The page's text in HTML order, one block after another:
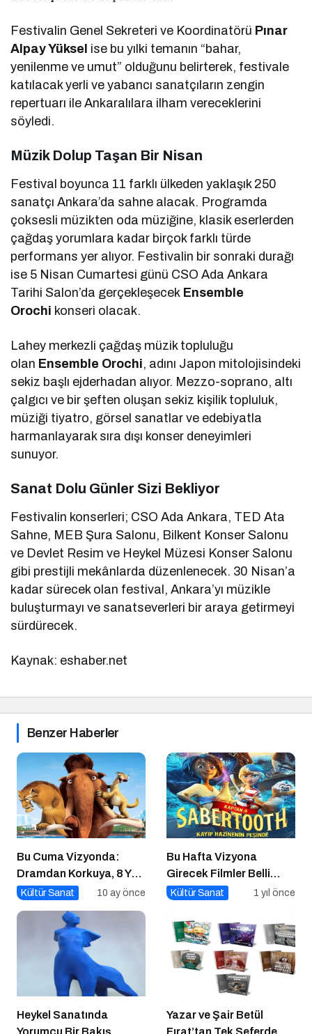
Festivalin Genel Sekreteri ve Koordinatörü Pınar
Alpay Yüksel ise bu yılki temanın “bahar,
yenilenme ve umut” olduğunu belirterek, festivale
katılacak yerli ve yabancı sanatçıların zengin
repertuarı ile Ankaralılara ilham vereceklerini
söyledi.
Müzik Dolup Taşan Bir Nisan
Festival boyunca 11 farklı ülkeden yaklaşık 250
sanatçı Ankara’da sahne alacak. Programda
çoksesli müzikten oda müziğine, klasik eserlerden
çağdaş yorumlara kadar birçok farklı türde
performans yer alıyor. Festivalin bir sonraki durağı
ise 5 Nisan Cumartesi günü CSO Ada Ankara
Tarihi Salon’da gerçekleşecek Ensemble
Orochi konseri olacak.
Lahey merkezli çağdaş müzik topluluğu
olan Ensemble Orochi, adını Japon mitolojisindeki
sekiz başlı ejderhadan alıyor. Mezzo-soprano, altı
çalgıcı ve bir şeften oluşan sekiz kişilik topluluk,
müziği tiyatro, görsel sanatlar ve edebiyatla
harmanlayarak sıra dışı konser deneyimleri
sunuyor.
Sanat Dolu Günler Sizi Bekliyor
Festivalin konserleri; CSO Ada Ankara, TED Ata
Sahne, MEB Şura Salonu, Bilkent Konser Salonu
ve Devlet Resim ve Heykel Müzesi Konser Salonu
gibi prestijli mekânlarda düzenlenecek. 30 Nisan’a
kadar sürecek olan festival, Ankara’yı müzikle
buluşturmayı ve sanatseverleri bir araya getirmeyi
sürdürecek.
Kaynak: eshaber.net
Benzer Haberler
Bu Cuma Vizyonda:
Dramdan Korkuya, 8 Yeni
Film Sinemaseverlerle
Kültür Sanat 10 ay önce
Bu Hafta Vizyona
Girecek Filmler Belli
Oldu: Sinema Keyfi
Başlıyor!
Kültür Sanat 1 yıl önce
Heykel Sanatında
Yazar ve Şair Betül